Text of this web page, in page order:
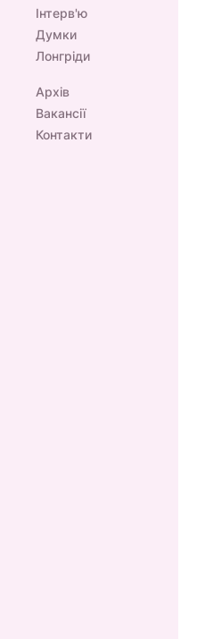
Інтерв'ю
Думки
Лонгріди
Архів
Вакансії
Контакти